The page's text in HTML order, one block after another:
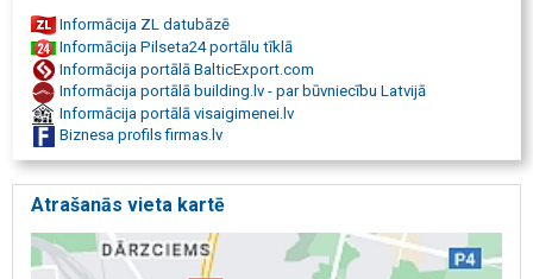
Informācija ZL datubāzē
Informācija Pilseta24 portālu tīklā
Informācija portālā BalticExport.com
Informācija portālā building.lv - par būvniecību Latvijā
Informācija portālā visaigimenei.lv
Biznesa profils firmas.lv
Atrašanās vieta kartē